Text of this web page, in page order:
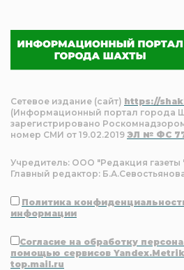
Сетевое издание (сайт) https://
(Информационный портал города
зарегистрировано
номер СМИ от 19.02.2019 ЭЛ № ФС
Учредитель: ООО "Редакция газеты
Главный редактор:
Политика
информации
Согласие на обработку
помощью сервисов
top.mail.ru